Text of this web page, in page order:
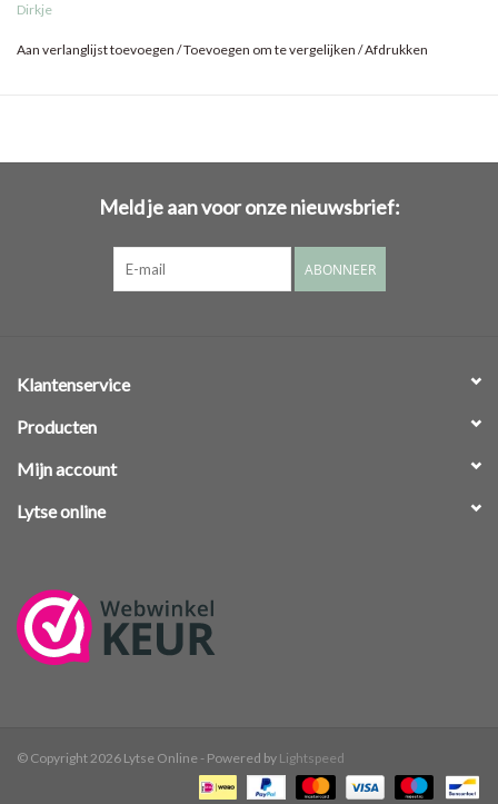
Dirkje
Aan verlanglijst toevoegen /Toevoegen om te vergelijken /Afdrukken
Meld je aan voor onze nieuwsbrief:
ABONNEER
Klantenservice
Producten
Mijn account
Lytse online
© Copyright 2026 Lytse Online - Powered by Lightspeed